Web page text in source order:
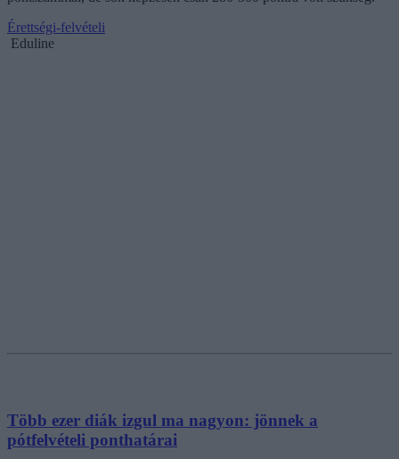
Érettségi-felvételi
Eduline
Több ezer diák izgul ma nagyon: jönnek a
pótfelvételi ponthatárai